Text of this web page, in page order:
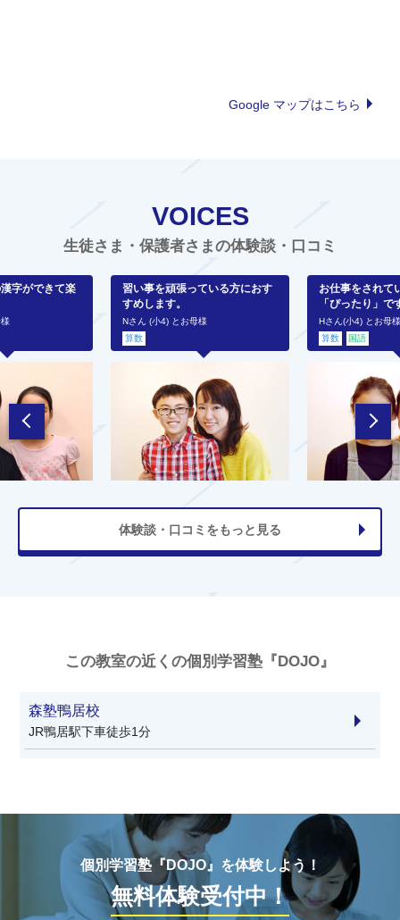
Google マップはこちら
VOICES
生徒さま・保護者さまの体験談・口コミ
字ができて楽
習い事を頑張っている方におす
すめします。
Nさん (小4) とお母様
算数
お仕事をされて
「ぴったり」で
Hさん(小4) とお母
算数
国語
体験談・口コミをもっと見る
この教室の近くの個別学習塾『DOJO』
森塾鴨居校
JR鴨居駅下車徒歩1分
個別学習塾『DOJO』を体験しよう！
無料体験受付中！